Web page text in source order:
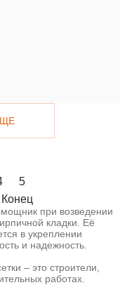
5
Конец
при возведении
кладки. Её
в укреплении
и надежность.
– это строители,
работах.